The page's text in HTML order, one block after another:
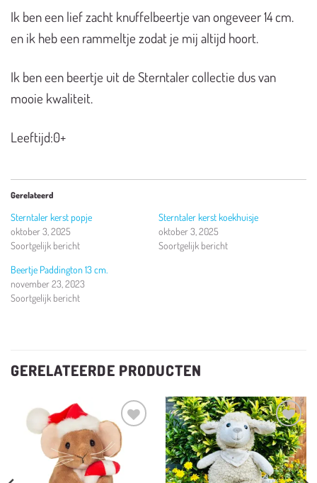
Ik ben een lief zacht knuffelbeertje van ongeveer 14 cm.
en ik heb een rammeltje zodat je mij altijd hoort.
Ik ben een beertje uit de Sterntaler collectie dus van
mooie kwaliteit.
Leeftijd:0+
Gerelateerd
Sterntaler kerst popje
oktober 3, 2025
Soortgelijk bericht
Sterntaler kerst koekhuisje
oktober 3, 2025
Soortgelijk bericht
Beertje Paddington 13 cm.
november 23, 2023
Soortgelijk bericht
GERELATEERDE PRODUCTEN
Toevoegen
aan
verlanglijst
Toevoegen
aan
verlanglijst